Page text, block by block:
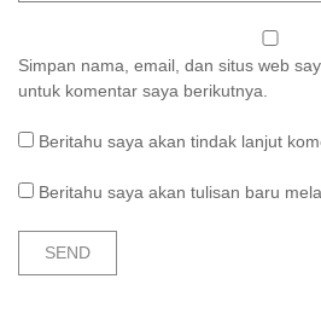
Simpan nama, email, dan situs web
untuk komentar saya berikutnya.
Beritahu saya akan tindak lanjut
Beritahu saya akan tulisan baru